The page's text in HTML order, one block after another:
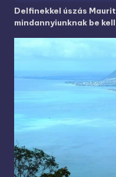
Delfinekkel úszás
mindannyiunknak be